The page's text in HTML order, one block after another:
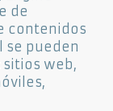
de
contenidos
pueden
web,